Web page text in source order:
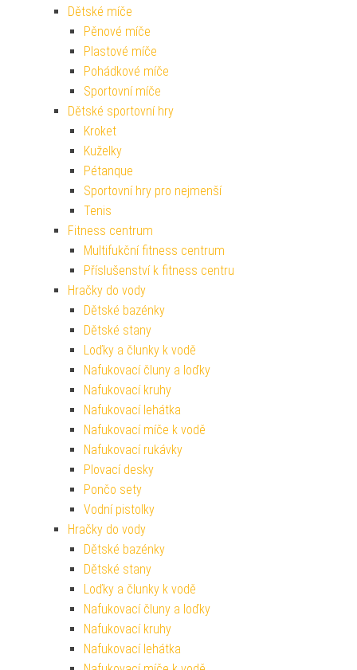
Dětské míče
Pěnové míče
Plastové míče
Pohádkové míče
Sportovní míče
Dětské sportovní hry
Kroket
Kuželky
Pétanque
Sportovní hry pro nejmenší
Tenis
Fitness centrum
Multifukční fitness centrum
Příslušenství k fitness centru
Hračky do vody
Dětské bazénky
Dětské stany
Loďky a člunky k vodě
Nafukovací čluny a loďky
Nafukovací kruhy
Nafukovací lehátka
Nafukovací míče k vodě
Nafukovací rukávky
Plovací desky
Pončo sety
Vodní pistolky
Hračky do vody
Dětské bazénky
Dětské stany
Loďky a člunky k vodě
Nafukovací čluny a loďky
Nafukovací kruhy
Nafukovací lehátka